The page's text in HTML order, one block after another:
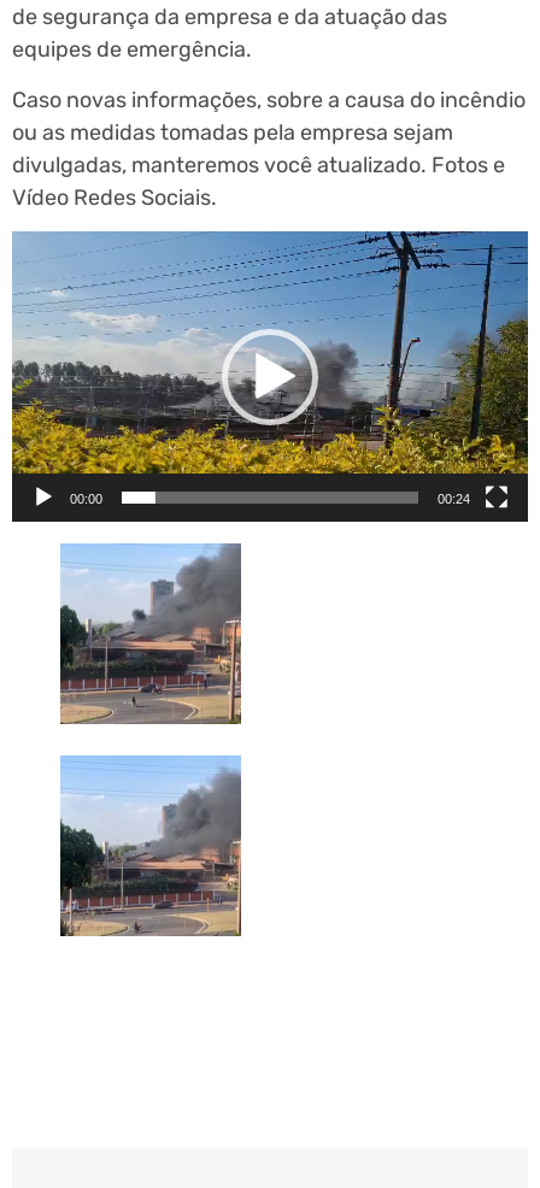
de segurança da empresa e da atuação das
equipes de emergência.
Caso novas informações, sobre a causa do incêndio
ou as medidas tomadas pela empresa sejam
divulgadas, manteremos você atualizado. Fotos e
Vídeo Redes Sociais.
Tocador
de
vídeo
00:00 00:24